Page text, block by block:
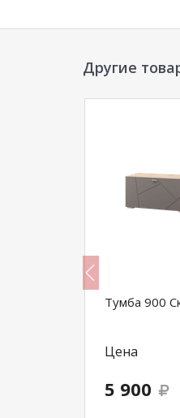
менеджера
Другие
Тумба 900
Цена
5 900